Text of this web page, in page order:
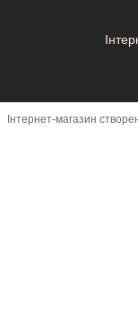
Інтернет-магазин